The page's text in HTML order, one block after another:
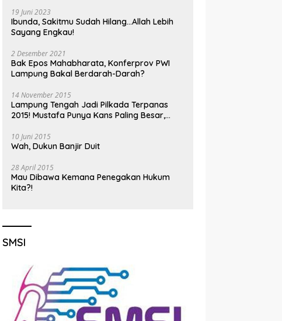
19 Juni 2023
Ibunda, Sakitmu Sudah Hilang…Allah Lebih
Sayang Engkau!
2 Desember 2021
Bak Epos Mahabharata, Konferprov PWI
Lampung Bakal Berdarah-Darah?
14 November 2015
Lampung Tengah Jadi Pilkada Terpanas
2015! Mustafa Punya Kans Paling Besar,
10 Juni 2015
Wah, Dukun Banjir Duit
28 April 2015
Mau Dibawa Kemana Penegakan Hukum
Kita?!
SMSI